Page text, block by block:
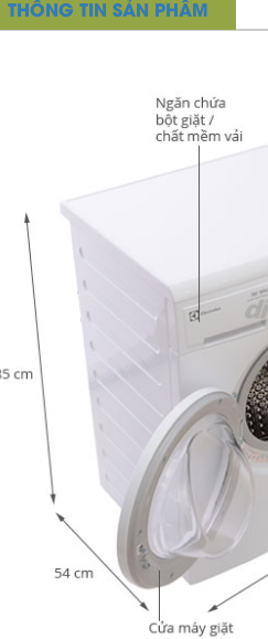
THÔNG TIN SẢN PHẨM